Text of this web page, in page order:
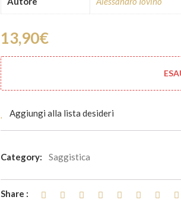
13,90€
Aggiungi alla lista desideri
Category: Saggistica
Share :